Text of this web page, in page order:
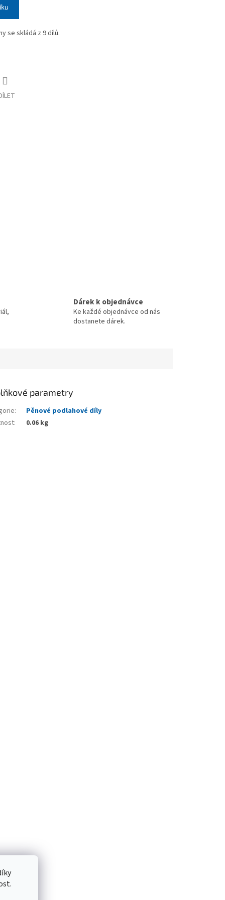
se skládá z 9 dílů.
Dárek k objednávce
Ke každé objednávce od nás
dostanete dárek.
parametry
:
Pěnové podlahové díly
: 0.06 kg